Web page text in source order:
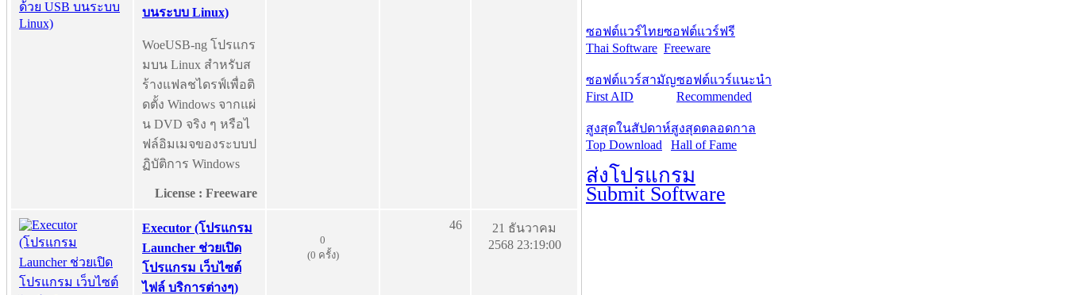
บนระบบ Linux)
WoeUSB-ng โปรแกร
มบน Linux สำหรับส
ร้างแฟลชไดรฟ์เพื่อติ
ดตั้ง Windows จากแผ่
น DVD จริง ๆ หรือไ
ฟล์อิมเมจของระบบป
ฏิบัติการ Windows
License : Freeware
Executor (โปรแกรม
Launcher ช่วยเปิด
โปรแกรม เว็บไซต์
ไฟล์ บริการต่างๆ)
0
(0 ครั้ง)
46
21 ธันวาคม
2568 23:19:00
ซอฟต์แวร์ไทย
Thai Software
ซอฟต์แวร์ฟรี
Freeware
ซอฟต์แวร์สามัญ
First AID
ซอฟต์แวร์แนะนำ
Recommended
สูงสุดในสัปดาห์
Top Download
สูงสุดตลอดกาล
Hall of Fame
ส่งโปรแกรม
Submit Software